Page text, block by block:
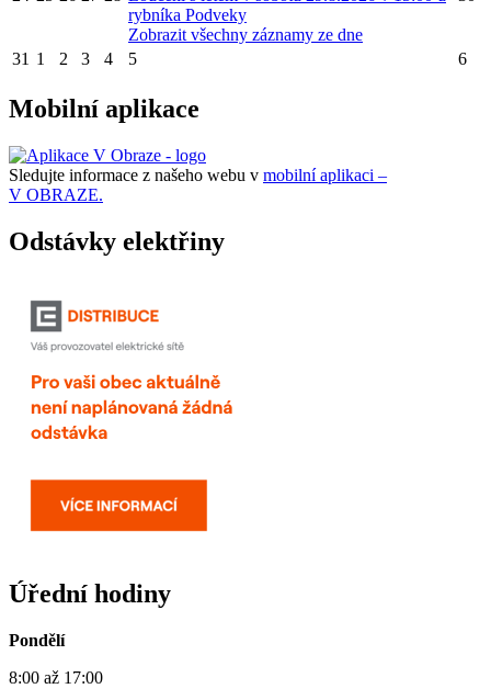
rybníka Podveky
Zobrazit všechny záznamy ze dne
31 1 2 3 4 5 6
Mobilní aplikace
Sledujte informace z našeho webu v mobilní aplikaci –
V OBRAZE.
Odstávky elektřiny
Úřední hodiny
Pondělí
8:00 až 17:00